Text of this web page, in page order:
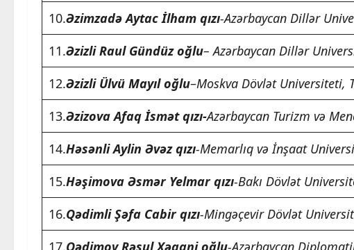
10.Əzimzadə Aytac İlham qızı-Azərbaycan Dillər
11.Əzizli Raul Gündüz oğlu– Azərbaycan Dillər
12.Əzizli Ülvü Mayıl oğlu–Moskva Dövlət Universiteti,
13.Əzizova Afaq İsmət qızı-Azərbaycan Turizm və
14.Həsənli Aylin Əvəz qızı-Memarlıq və İnşaat
15.Həşimova Əsmər Yelmar qızı-Bakı Dövlət
16.Qədimli Şəfa Cabir qızı-Mingəçevir Dövlət
17.Qədimov Rəsul Xəqani oğlu-Azərbaycan